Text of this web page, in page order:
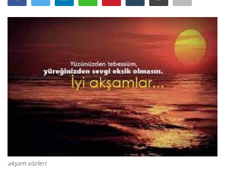
Ağır Sözler
Komik Sözler
ilahi sözleri
akşam sözleri